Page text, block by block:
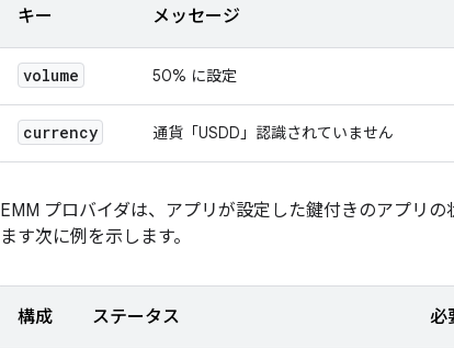
キー メッセージ
volume 50% に設定
currency 通貨「USDD」認識されていません
EMM プロバイダは、アプリが設定した鍵付きのアプリ
ます次に例を示します。
構成 ステータス 必